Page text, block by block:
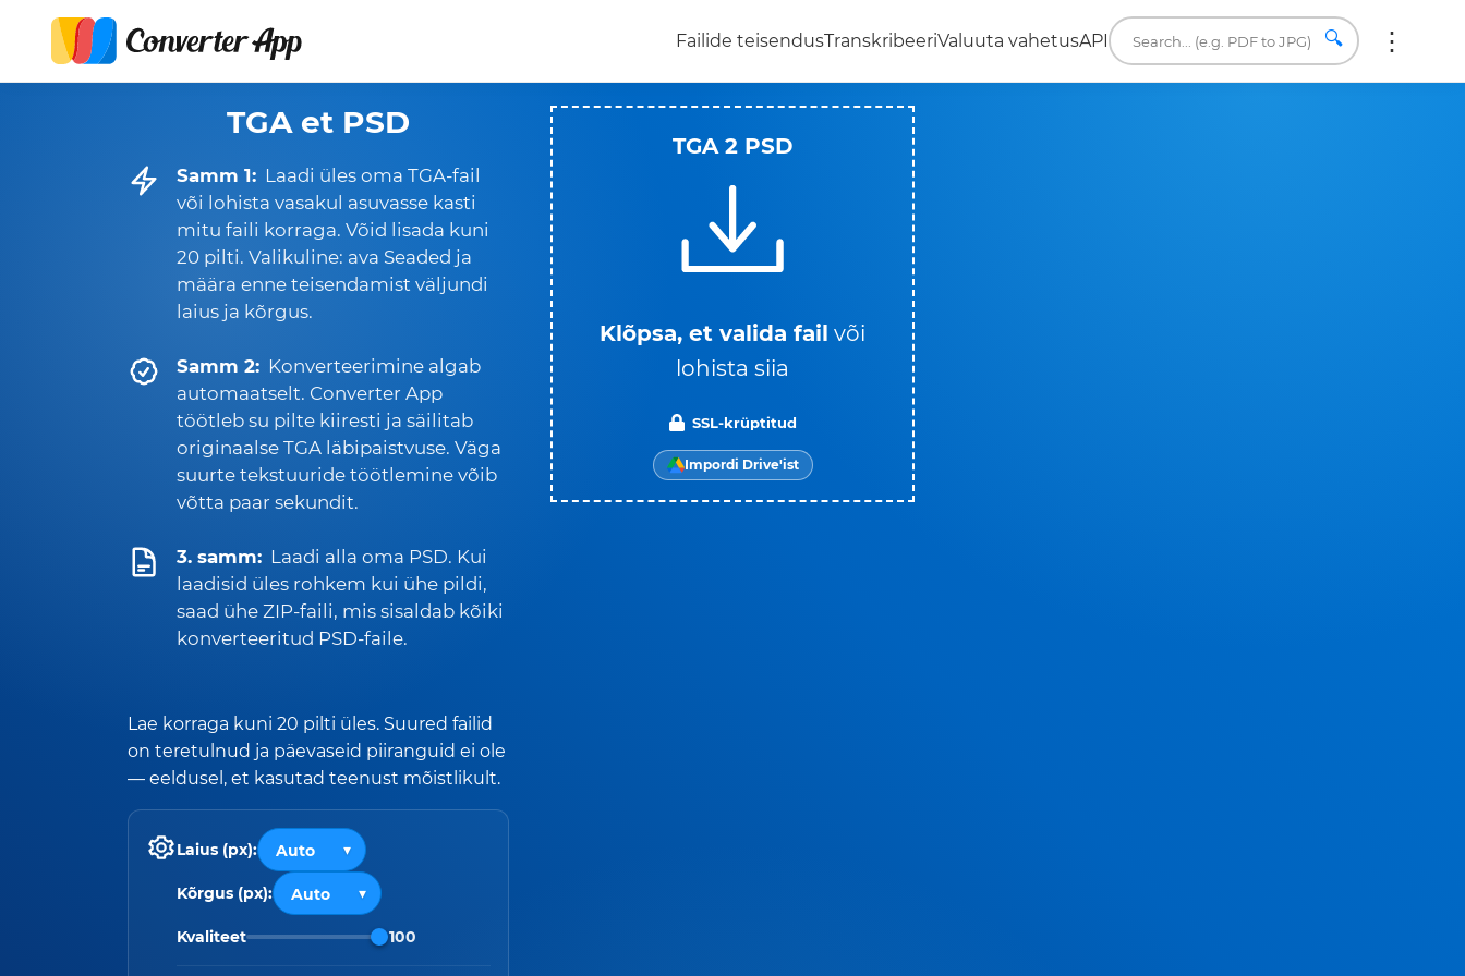
Failide teisendusTranskribeeriValuuta vahetusAPI 🔍
TGA et PSD
Samm 1: Laadi üles oma TGA-fail
või lohista vasakul asuvasse kasti
mitu faili korraga. Võid lisada kuni
20 pilti. Valikuline: ava Seaded ja
määra enne teisendamist väljundi
laius ja kõrgus.
Samm 2: Konverteerimine algab
automaatselt. Converter App
töötleb su pilte kiiresti ja säilitab
originaalse TGA läbipaistvuse. Väga
suurte tekstuuride töötlemine võib
võtta paar sekundit.
3. samm: Laadi alla oma PSD. Kui
laadisid üles rohkem kui ühe pildi,
saad ühe ZIP-faili, mis sisaldab kõiki
konverteeritud PSD-faile.
Lae korraga kuni 20 pilti üles. Suured failid
on teretulnud ja päevaseid piiranguid ei ole
— eeldusel, et kasutad teenust mõistlikult.
Laius (px):
Kõrgus (px):
Kvaliteet 100
TGA 2 PSD
Klõpsa, et valida fail või
lohista siia
SSL-krüptitud
Impordi Drive'ist